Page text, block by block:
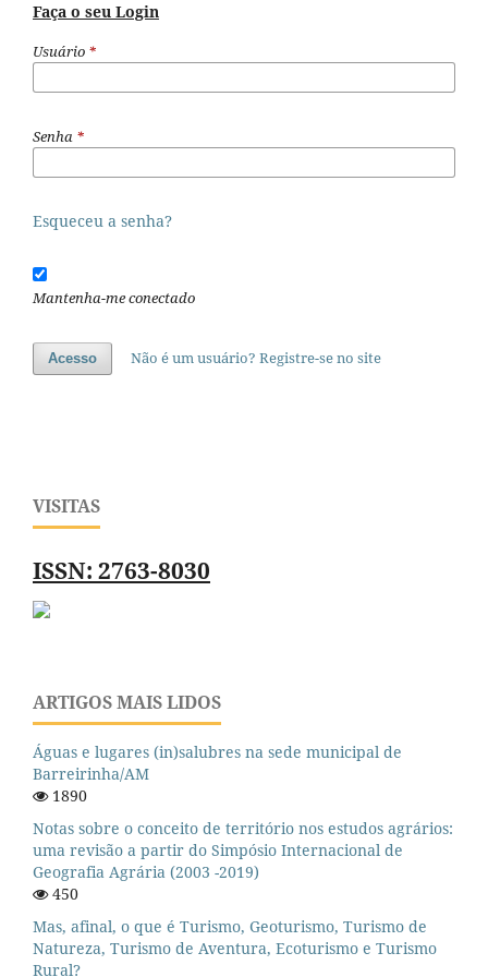
Faça o seu Login
Usuário *
Senha *
Esqueceu a senha?
Mantenha-me conectado
Acesso Não é um usuário? Registre-se no site
VISITAS
ISSN: 2763-8030
ARTIGOS MAIS LIDOS
Águas e lugares (in)salubres na sede municipal de
Barreirinha/AM
1890
Notas sobre o conceito de território nos estudos agrários:
uma revisão a partir do Simpósio Internacional de
Geografia Agrária (2003 -2019)
450
Mas, afinal, o que é Turismo, Geoturismo, Turismo de
Natureza, Turismo de Aventura, Ecoturismo e Turismo
Rural?